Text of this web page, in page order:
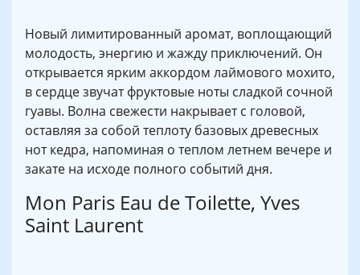
Новый лимитированный аромат, воплощающий
молодость, энергию и жажду приключений. Он
открывается ярким аккордом лаймового мохито,
в сердце звучат фруктовые ноты сладкой сочной
гуавы. Волна свежести накрывает с головой,
оставляя за собой теплоту базовых древесных
нот кедра, напоминая о теплом летнем вечере и
закате на исходе полного событий дня.
Mon Paris Eau de Toilette, Yves
Saint Laurent